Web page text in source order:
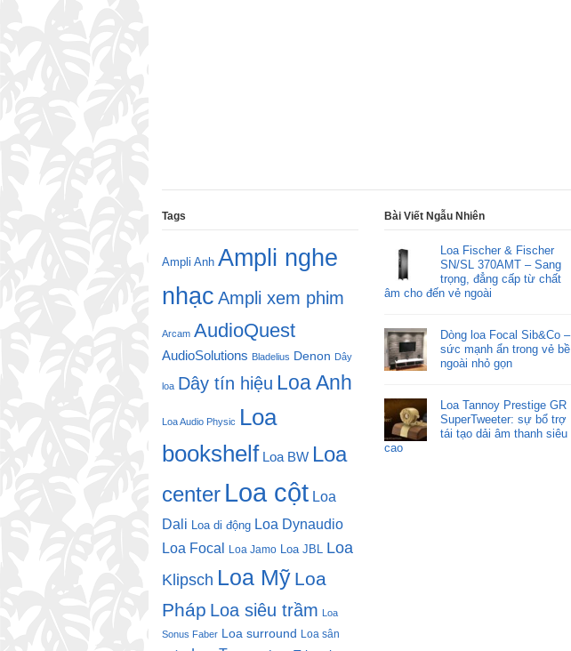
Tags
Ampli Anh Ampli nghe
nhạc Ampli xem phim
Arcam AudioQuest
AudioSolutions Bladelius Denon Dây
loa Dây tín hiệu Loa Anh
Loa Audio Physic Loa
bookshelf Loa BW Loa
center Loa cột Loa
Dali Loa di động Loa Dynaudio
Loa Focal
Loa Jamo Loa JBL Loa
Klipsch Loa Mỹ Loa
Pháp Loa siêu trầm Loa
Sonus Faber Loa surround Loa sân
Bài Viết Ngẫu Nhiên
Loa Fischer & Fischer
SN/SL 370AMT – Sang
trọng, đẳng cấp từ chất
âm cho đến vẻ ngoài
Dòng loa Focal Sib&Co –
sức mạnh ẩn trong vẻ bề
ngoài nhỏ gọn
Loa Tannoy Prestige GR
SuperTweeter: sự bổ trợ
tái tạo dải âm thanh siêu
cao